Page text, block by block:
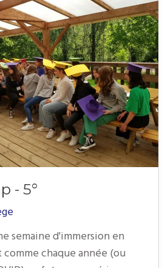
- 5°
semaine d'immersion en
comme chaque année (ou